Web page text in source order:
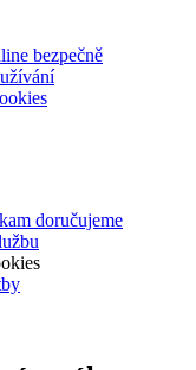
bezpečně
doručujeme